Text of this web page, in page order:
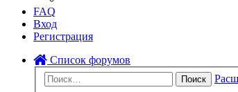
FAQ
Вход
Регистрация
Список форумов
Поиск